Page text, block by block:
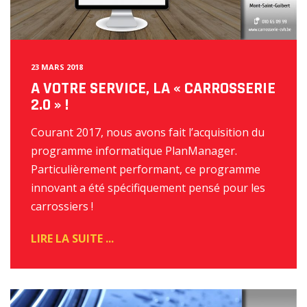
23 MARS 2018
A VOTRE SERVICE, LA « CARROSSERIE
2.0 » !
Courant 2017, nous avons fait l’acquisition du
programme informatique PlanManager.
Particulièrement performant, ce programme
innovant a été spécifiquement pensé pour les
carrossiers !